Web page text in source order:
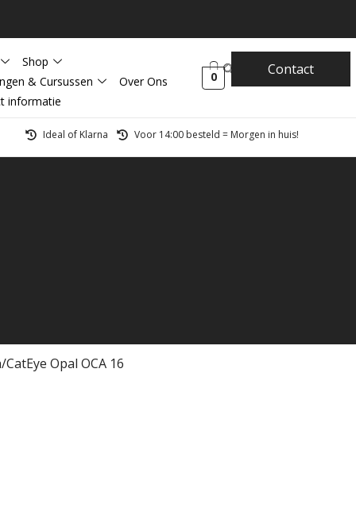
Shop
& Cursussen
Over Ons
informatie
0 Contact
Ideal of Klarna Voor 14:00 besteld = Morgen in huis!
Opal OCA 16